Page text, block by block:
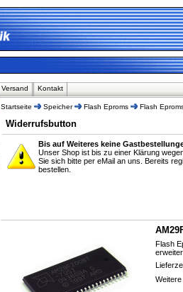
Versand Kontakt
Startseite Speicher Flash Eproms Flash
Widerrufsbutton
Bis auf Weiteres keine
Unser Shop ist bis zu einer Klärung
Sie sich bitte per eMail an uns. Bereits
bestellen.
Flash